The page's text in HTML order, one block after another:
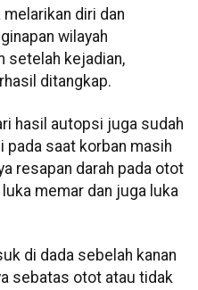
diri dan
wilayah
setelah kejadian,
ditangkap.
hasil autopsi juga sudah
pada saat korban masih
resapan darah pada otot
memar dan juga luka
di dada sebelah kanan
sebatas otot atau tidak